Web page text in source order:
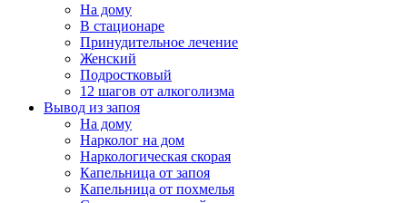
На дому
В стационаре
Принудительное лечение
Женский
Подростковый
12 шагов от алкоголизма
Вывод из запоя
На дому
Нарколог на дом
Наркологическая скорая
Капельница от запоя
Капельница от похмелья